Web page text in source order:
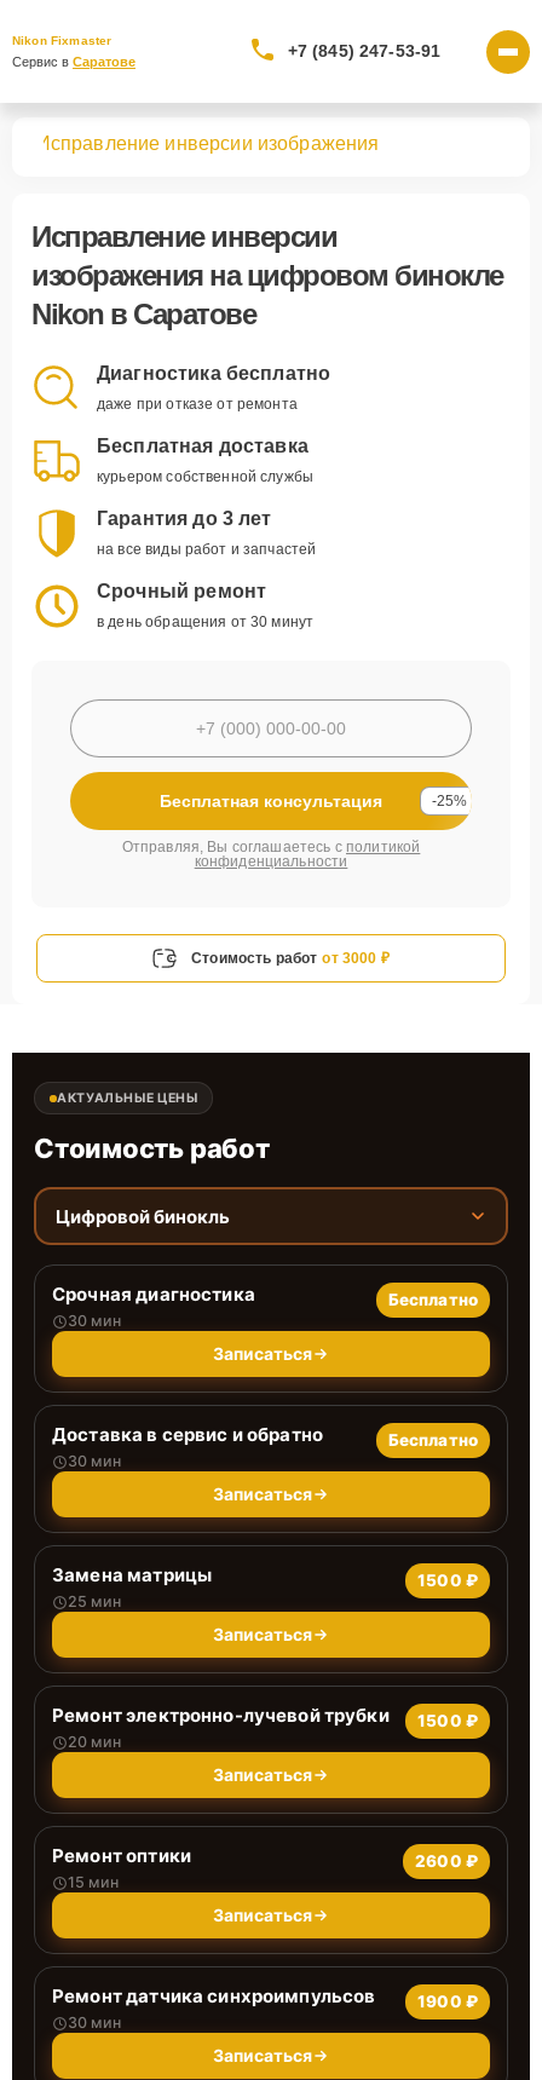
Nikon Fixmaster
Сервис в Саратове
+7 (845) 247-53-91
Исправление инверсии изображения
Исправление инверсии
изображенияна цифровом бинокле
Nikon в Саратове
Диагностика бесплатно
даже при отказе от ремонта
Бесплатная доставка
курьером собственной службы
Гарантия до 3 лет
на все виды работ и запчастей
Срочный ремонт
в день обращения от 30 минут
Бесплатная консультация -25%
Отправляя, Вы соглашаетесь с политикой
конфиденциальности
Стоимость работ от 3000 ₽
АКТУАЛЬНЫЕ ЦЕНЫ
Стоимость работ
Цифровой бинокль
Срочная диагностика
30 мин
Бесплатно
Записаться
Доставка в сервис и обратно
30 мин
Бесплатно
Записаться
Замена матрицы
25 мин
1500 ₽
Записаться
Ремонт электронно-лучевой трубки
20 мин
1500 ₽
Записаться
Ремонт оптики
15 мин
2600 ₽
Записаться
Ремонт датчика синхроимпульсов
30 мин
1900 ₽
Записаться